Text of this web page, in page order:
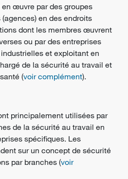
œuvre par des groupes
en des endroits
dont les membres œuvrent
ou par des entreprises
et exploitant en
de la sécurité au travail et
(voir complément).
principalement utilisées par
de la sécurité au travail en
spécifiques. Les
sur un concept de sécurité
par branches (voir